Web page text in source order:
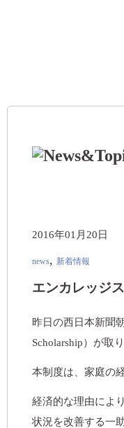
2016年01月20日
news, 新着情報
エンカレッジ
昨日の西日本新聞
Scholarship）が取
本制度は、家庭の
経済的な理由によ
状況を改善する一